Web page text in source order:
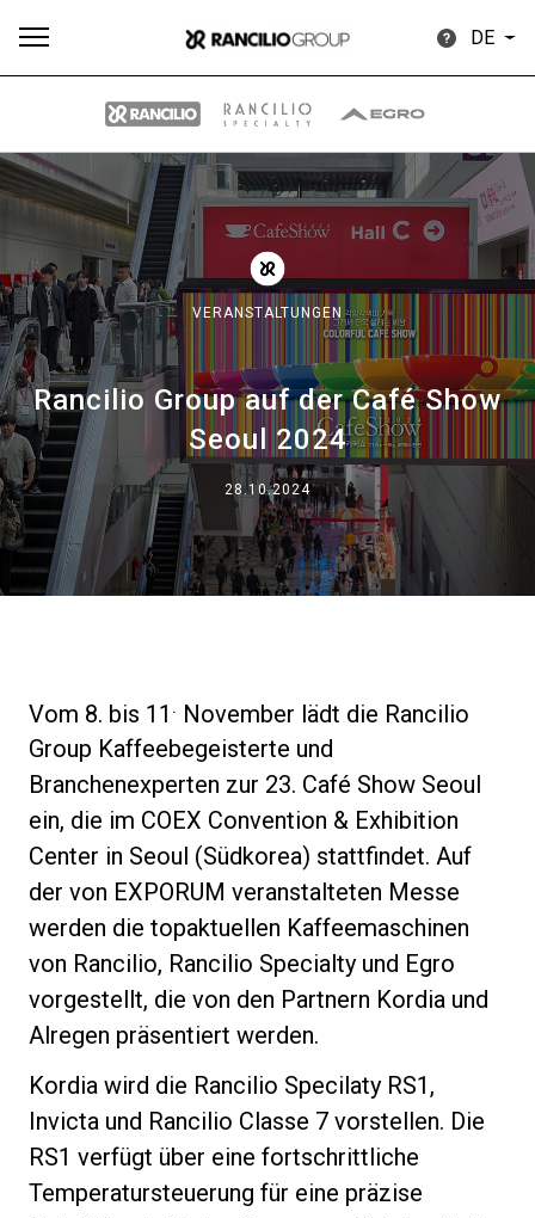
DE
VERANSTALTUNGEN
Rancilio Group auf der Café Show
Seoul 2024
28.10.2024
Vom 8. bis 11 . November lädt die Rancilio
Group Kaffeebegeisterte und
Branchenexperten zur 23. Café Show Seoul
ein, die im COEX Convention & Exhibition
Center in Seoul (Südkorea) stattfindet. Auf
der von EXPORUM veranstalteten Messe
werden die topaktuellen Kaffeemaschinen
von Rancilio, Rancilio Specialty und Egro
vorgestellt, die von den Partnern Kordia und
Alregen präsentiert werden.
Kordia wird die Rancilio Specilaty RS1,
Invicta und Rancilio Classe 7 vorstellen. Die
RS1 verfügt über eine fortschrittliche
Temperatursteuerung für eine präzise
Produkte Nachrichten Herunterladen
Our brands
Gruppe
Nachrichten
Unsere Labore
Nachhaltigkeit
Connect
Kontaktieren Sie uns
Datenschutzerklärung